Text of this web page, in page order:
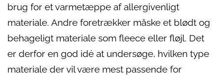
brug for et varmetæppe af allergivenligt
materiale. Andre foretrækker måske et blødt og
behageligt materiale som fleece eller fløjl. Det
er derfor en god idé at undersøge, hvilken type
materiale der vil være mest passende for